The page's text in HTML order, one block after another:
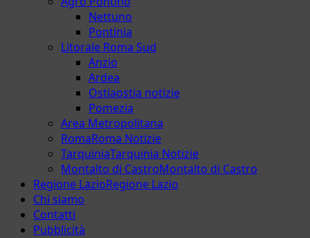
Nettuno
Pontinia
Litorale Roma Sud
Anzio
Ardea
Ostiaostia notizie
Pomezia
Area Metropolitana
RomaRoma Notizie
TarquiniaTarquinia Notizie
Montalto di CastroMontalto di Castro
Regione LazioRegione Lazio
Chi siamo
Contatti
Pubblicità